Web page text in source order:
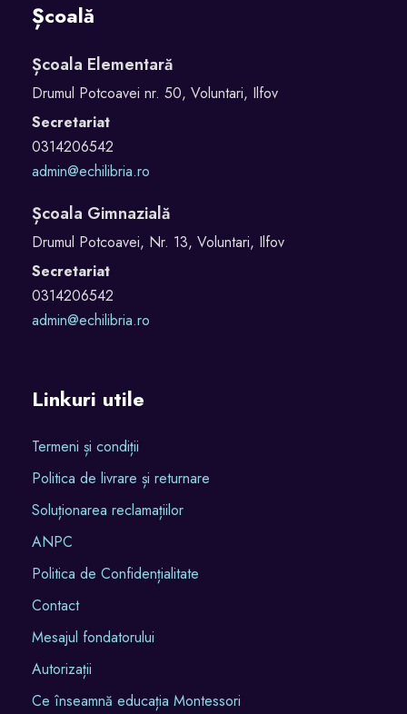
Școală
Școala Elementară
Drumul Potcoavei nr. 50, Voluntari, Ilfov
Secretariat
0314206542
admin@echilibria.ro
Școala Gimnazială
Drumul Potcoavei, Nr. 13, Voluntari, Ilfov
Secretariat
0314206542
admin@echilibria.ro
Linkuri utile
Termeni și condiții
Politica de livrare și returnare
Soluționarea reclamațiilor
ANPC
Politica de Confidențialitate
Contact
Mesajul fondatorului
Autorizații
Ce înseamnă educația Montessori